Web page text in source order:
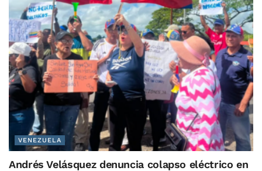
VENEZUELA
Andrés Velásquez denuncia colapso eléctrico en